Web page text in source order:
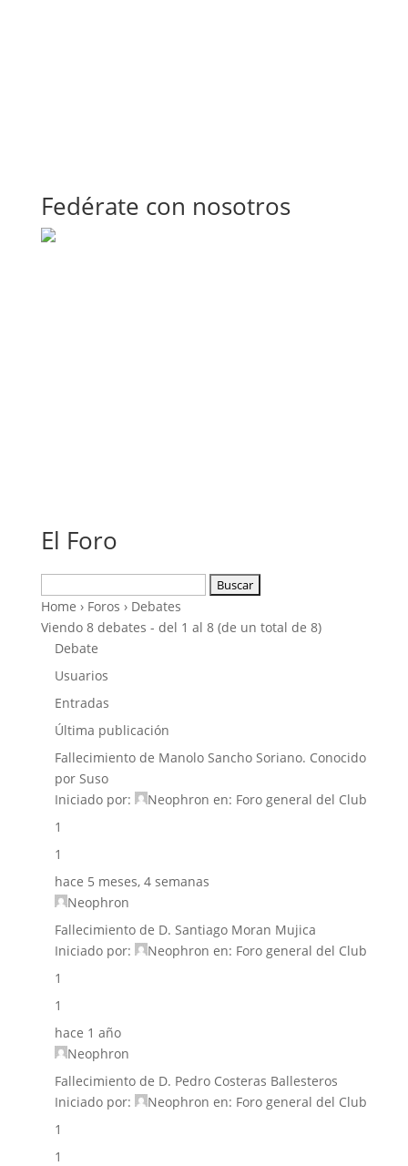
Fedérate con nosotros
El Foro
Home › Foros › Debates
Viendo 8 debates - del 1 al 8 (de un total de 8)
Debate
Usuarios
Entradas
Última publicación
Fallecimiento de Manolo Sancho Soriano. Conocido
por Suso
Iniciado por:
Neophron en: Foro general del Club
1
1
hace 5 meses, 4 semanas
Neophron
Fallecimiento de D. Santiago Moran Mujica
Iniciado por:
Neophron en: Foro general del Club
1
1
hace 1 año
Neophron
Fallecimiento de D. Pedro Costeras Ballesteros
Iniciado por:
Neophron en: Foro general del Club
1
1